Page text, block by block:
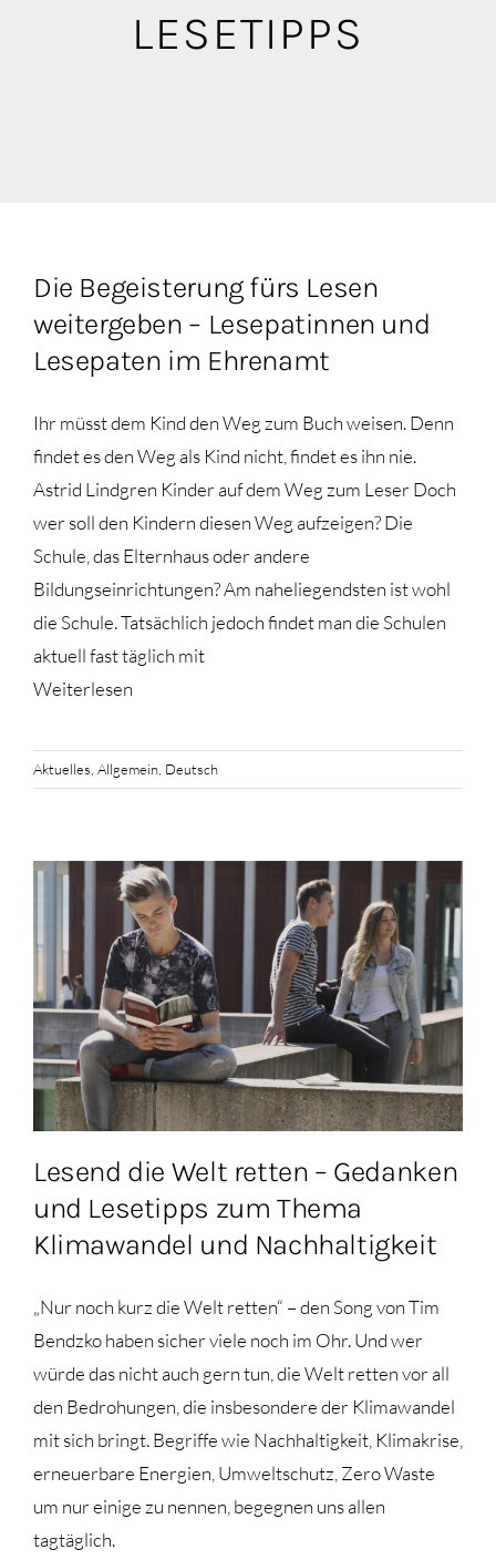
LESETIPPS
Die Begeisterung fürs Lesen
weitergeben – Lesepatinnen und
Lesepaten im Ehrenamt
Ihr müsst dem Kind den Weg zum Buch weisen. Denn
findet es den Weg als Kind nicht, findet es ihn nie.
Astrid Lindgren Kinder auf dem Weg zum Leser Doch
wer soll den Kindern diesen Weg aufzeigen? Die
Schule, das Elternhaus oder andere
Bildungseinrichtungen? Am naheliegendsten ist wohl
die Schule. Tatsächlich jedoch findet man die Schulen
aktuell fast täglich mit
Weiterlesen
Aktuelles Allgemein Deutsch
Lesend die Welt retten – Gedanken
und Lesetipps zum Thema
Klimawandel und Nachhaltigkeit
„Nur noch kurz die Welt retten“ – den Song von Tim
Bendzko haben sicher viele noch im Ohr. Und wer
würde das nicht auch gern tun, die Welt retten vor all
den Bedrohungen, die insbesondere der Klimawandel
mit sich bringt. Begriffe wie Nachhaltigkeit, Klimakrise,
erneuerbare Energien, Umweltschutz, Zero Waste
um nur einige zu nennen, begegnen uns allen
tagtäglich.